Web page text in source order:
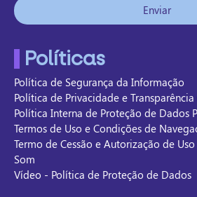
Enviar
Políticas
Política de Segurança da Informação
Política de Privacidade e
Política Interna de Proteção de Dados
Termos de Uso e Condições de
Termo de Cessão e Autorização de
Som
Vídeo - Política de Proteção de Dados